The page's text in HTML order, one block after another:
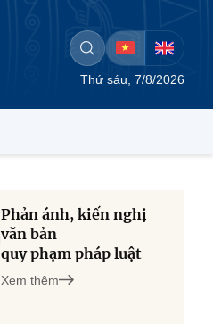
Thứ sáu, 7/8/2026
Phản ánh, kiến nghị
văn bản
quy phạm pháp luật
Xem thêm